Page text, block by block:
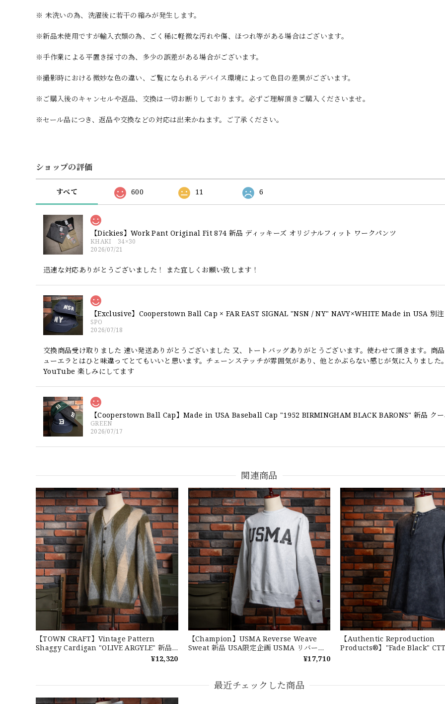
※ 未洗いの為、洗濯後に若干の縮みが発生します。
※新品未使用ですが輸入衣類の為、ごく稀に軽微な汚れや傷、ほつれ等がある場合はございます。
※手作業による平置き採寸の為、多少の誤差がある場合がございます。
※撮影時における微妙な色の違い、ご覧になられるデバイス環境によって色目の差異がございます。
※ご購入後のキャンセルや返品、交換は一切お断りしております。必ずご理解頂きご購入くださいませ。
※セール品につき、返品や交換などの対応は出来かねます。ご了承ください。
ショップの評価
すべて 600 11 6
【Dickies】Work Pant Original Fit 874 新品 ディッキーズ オリジナルフィット ワークパンツ
KHAKI 34×30
2026/07/21
迅速な対応ありがとうございました！ また宜しくお願い致します！
SPO
2026/07/18
交換商品受け取りました 速い発送ありがとうございました 又、トートバッグありがとうございます。使わせて頂きます。商
ューエラとはひと味違ってとてもいいと思います。チェーンステッチが雰囲気があり、他とかぶらない感じが気に入りました
YouTube 楽しみにしてます
GREEN
2026/07/17
【W36】POLO by Ralph Lauren POLO CHINO ポロチノ ラルフローレン ユーズド ショーツ ショートパン
DSA
2026/07/16
なかなか見つからないこの色味が本当に好きです！ありがとうございました！
【LARGE】Ralph Lauren Short Sleeve Cotton BD Shirt ラルフローレン ユーズド 半袖 ボタンダウンシャ
2026/07/14
３.1947 New York Cubans
関連商品
【TOWN CRAFT】Vintage Pattern
Shaggy Cardigan "OLIVE ARGYLE" 新品
タウンクラフト シャギーカーディガン オリ
¥12,320
【Champion】USMA Reverse Weave
Sweat 新品 USA限定企画 USMA リバース
ウィーブスウェット チャンピオン 並行輸入
¥17,710
【Authentic Reproduction
Products®】"Fade Black"
最近チェックした商品